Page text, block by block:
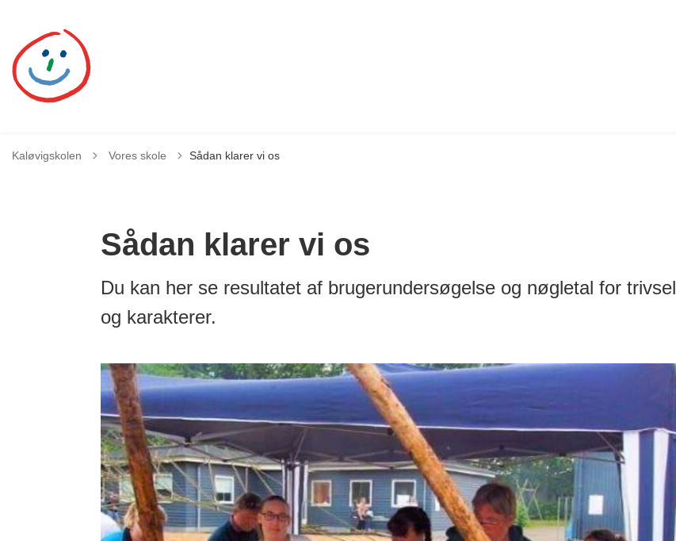
Kaløvigskolen Tilbage til
Vores skole Sådan klarer vi os
Sådan klarer vi os
Du kan her se resultatet af brugerundersøgelse og nøgletal for trivsel
og karakterer.